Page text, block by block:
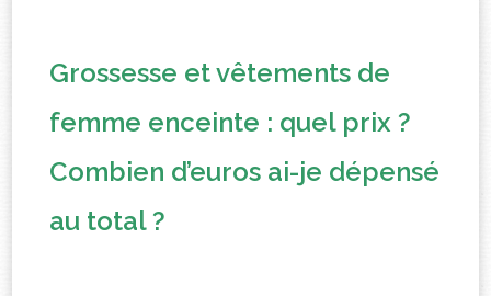
Grossesse et vêtements de
femme enceinte : quel prix ?
Combien d’euros ai-je dépensé
au total ?